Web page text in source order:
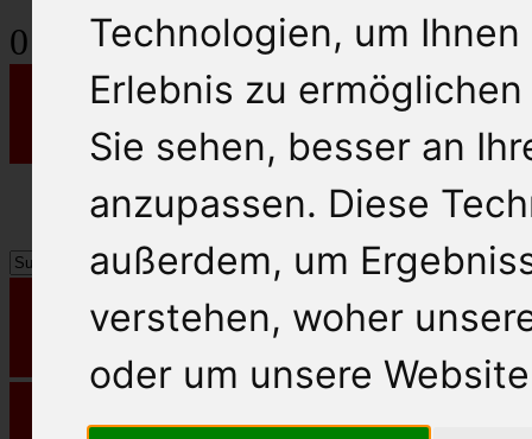
Technologien, um
Erlebnis zu
Sie sehen, besser an
anzupassen. Diese
außerdem, um
verstehen, woher
oder um unsere
0 Artikel